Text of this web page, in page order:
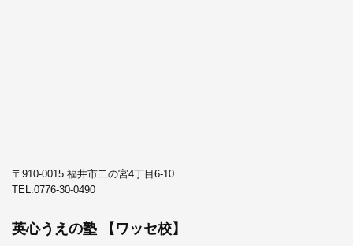
〒910-0015 福井市二の宮4丁目6-10
TEL:0776-30-0490
英心うえの塾 【ワッセ校】